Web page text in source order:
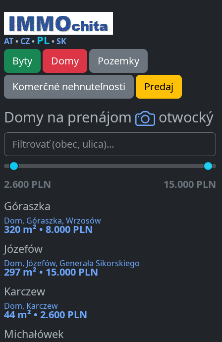
AT• CZ• PL•SK
Byty Domy
Pozemky
Komerčné nehnuteľnosti
Predaj
Domy na prenájom otwocký
2.600 PLN 15.000 PLN
Góraszka
Dom, Góraszka, Wrzosów
320 m² • 8.000 PLN
Józefów
Dom, Józefów, Generała Sikorskiego
297 m² • 15.000 PLN
Karczew
Dom, Karczew
44 m² • 2.600 PLN
Michałówek